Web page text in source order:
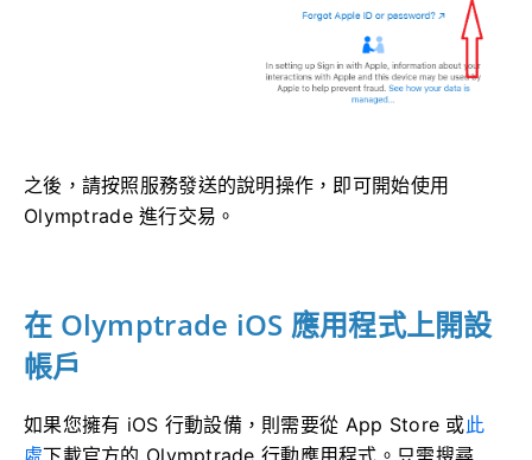
之後，請按照服務發送的說明操作，即可開始使用
Olymptrade 進行交易。
在 Olymptrade iOS 應用程式上開設
帳戶
如果您擁有 iOS 行動設備，則需要從 App Store 或此